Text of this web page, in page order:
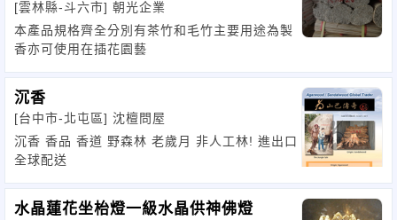
[雲林縣-斗六市] 朝光企業
本產品規格齊全分別有茶竹和毛竹主要用途為製
香亦可使用在插花園藝
沉香
[台中市-北屯區] 沈檀問屋
沉香 香品 香道 野森林 老歲月 非人工林! 進出口
全球配送
水晶蓮花坐枱燈一級水晶供神佛燈